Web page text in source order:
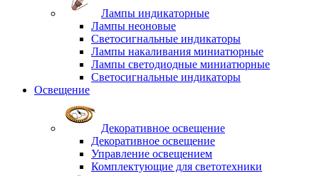
Лампы индикаторные
Лампы неоновые
Светосигнальные индикаторы
Лампы накаливания миниатюрные
Лампы светодиодные миниатюрные
Светосигнальные индикаторы
Освещение
Декоративное освещение
Декоративное освещение
Управление освещением
Комплектующие для светотехники